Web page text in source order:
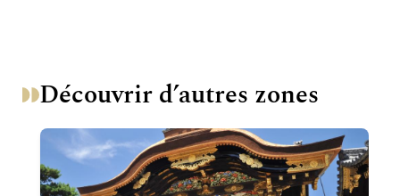
Découvrir d’autres zones